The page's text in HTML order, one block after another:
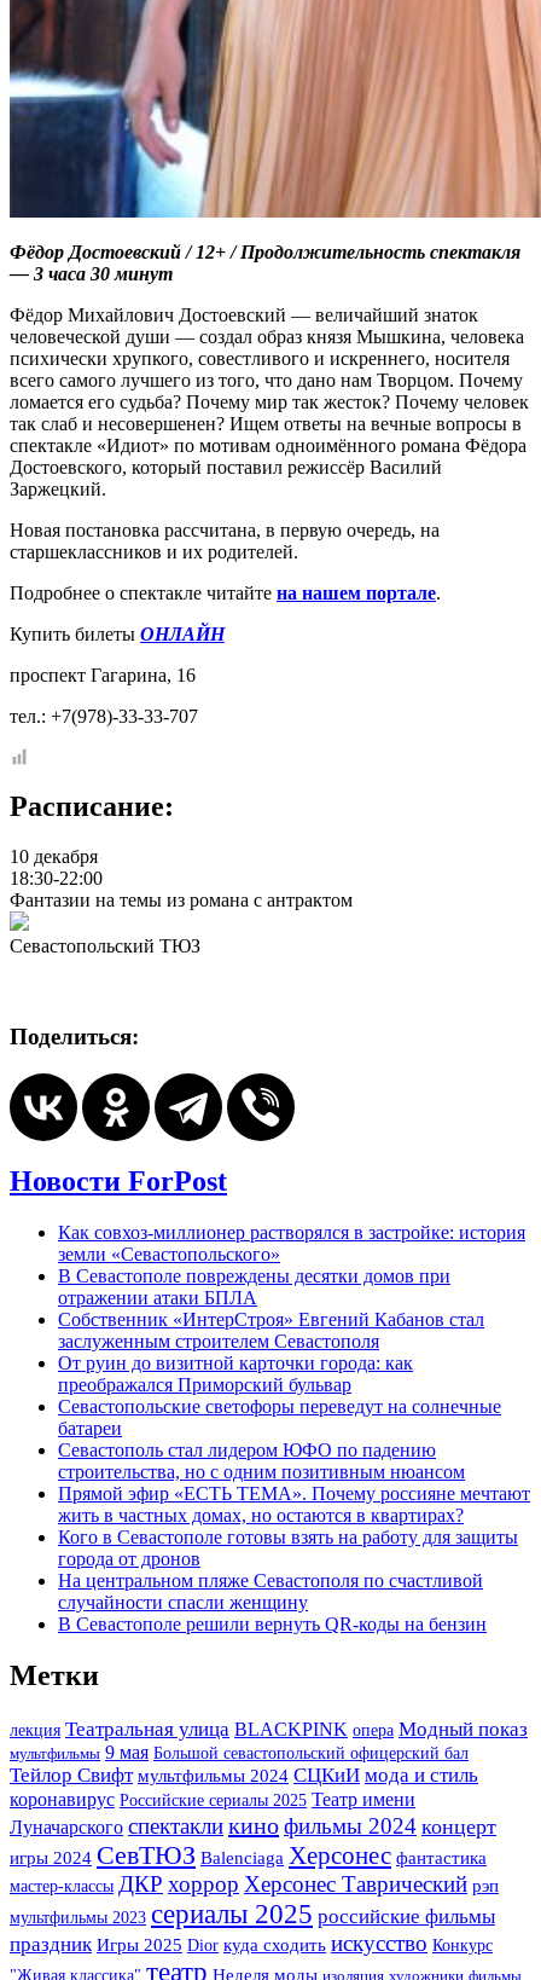
Фёдор Достоевский / 12+ / Продолжительность спектакля
— 3 часа 30 минут
Фёдор Михайлович Достоевский — величайший знаток
человеческой души — создал образ князя Мышкина, человека
психически хрупкого, совестливого и искреннего, носителя
всего самого лучшего из того, что дано нам Творцом. Почему
ломается его судьба? Почему мир так жесток? Почему человек
так слаб и несовершенен? Ищем ответы на вечные вопросы в
спектакле «Идиот» по мотивам одноимённого романа Фёдора
Достоевского, который поставил режиссёр Василий
Заржецкий.
Новая постановка рассчитана, в первую очередь, на
старшеклассников и их родителей.
Подробнее о спектакле читайте на нашем портале.
Купить билеты ОНЛАЙН
проспект Гагарина, 16
тел.: +7(978)-33-33-707
Расписание:
10 декабря
18:30-22:00
Фантазии на темы из романа с антрактом
Севастопольский ТЮЗ
Поделиться:
Новости ForPost
Как совхоз-миллионер растворялся в застройке: история
земли «Севастопольского»
В Севастополе повреждены десятки домов при
отражении атаки БПЛА
Собственник «ИнтерСтроя» Евгений Кабанов стал
заслуженным строителем Севастополя
От руин до визитной карточки города: как
преображался Приморский бульвар
Севастопольские светофоры переведут на солнечные
батареи
Севастополь стал лидером ЮФО по падению
строительства, но с одним позитивным нюансом
Прямой эфир «ЕСТЬ ТЕМА». Почему россияне мечтают
жить в частных домах, но остаются в квартирах?
Кого в Севастополе готовы взять на работу для защиты
города от дронов
На центральном пляже Севастополя по счастливой
случайности спасли женщину
В Севастополе решили вернуть QR-коды на бензин
Метки
лекция Театральная улица BLACKPINK опера Модный показ
мультфильмы 9 мая Большой севастопольский офицерский бал
Тейлор Свифт мультфильмы 2024 СЦКиИ мода и стиль
коронавирус Российские сериалы 2025 Театр имени
Луначарского спектакликинофильмы 2024 концерт
игры 2024 СевТЮЗ Balenciaga Херсонес фантастика
мастер-классы ДКР хоррор Херсонес Таврический рэп
мультфильмы 2023 сериалы 2025 российские фильмы
праздник Игры 2025 Dior куда сходить искусство Конкурс
"Живая классика" театр Неделя моды изоляция художники фильмы